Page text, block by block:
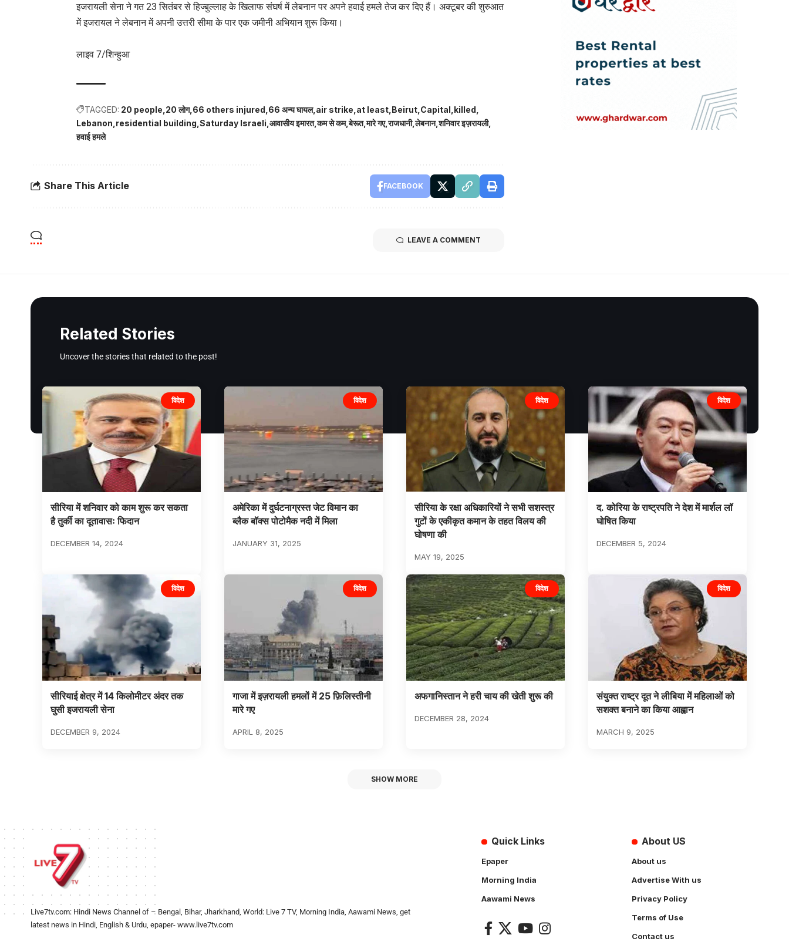
इजरायली सेना ने गत 23 सितंबर से हिज्बुल्लाह के खिलाफ संघर्ष में लेबनान पर अपने हवाई हमले तेज कर दिए हैं। अक्टूबर की शुरुआत
में इजरायल ने लेबनान में अपनी उत्तरी सीमा के पार एक जमीनी अभियान शुरू किया।
लाइव 7/शिन्हुआ
TAGGED: 20 people 20 लोग 66 others injured 66 अन्य घायल air strike at least Beirut Capital killed
Lebanon residential building Saturday Israeli आवासीय इमारत कम से कम बेरूत मारे गए राजधानी लेबनान शनिवार इज़रायली
हवाई हमले
Share This Article FACEBOOK
LEAVE A COMMENT
Related Stories
Uncover the stories that related to the post!
विदेश
सीरिया में शनिवार को काम शुरू कर सकता
है तुर्की का दूतावासः फिदान
DECEMBER 14, 2024
विदेश
अमेरिका में दुर्घटनाग्रस्त जेट विमान का
ब्लैक बॉक्स पोटोमैक नदी में मिला
JANUARY 31, 2025
विदेश
सीरिया के रक्षा अधिकारियों ने सभी सशस्त्र
गुटों के एकीकृत कमान के तहत विलय की
घोषणा की
MAY 19, 2025
विदेश
द. कोरिया के राष्ट्रपति ने देश में मार्शल लॉ
घोषित किया
DECEMBER 5, 2024
विदेश
सीरियाई क्षेत्र में 14 किलोमीटर अंदर तक
घुसी इजरायली सेना
DECEMBER 9, 2024
विदेश
गाजा में इज़रायली हमलों में 25 फ़िलिस्तीनी
मारे गए
APRIL 8, 2025
विदेश
अफगानिस्तान ने हरी चाय की खेती शुरू की
DECEMBER 28, 2024
विदेश
संयुक्त राष्ट्र दूत ने लीबिया में महिलाओं को
सशक्त बनाने का किया आह्वान
MARCH 9, 2025
SHOW MORE
Live7tv.com: Hindi News Channel of – Bengal, Bihar, Jharkhand, World: Live 7 TV, Morning India, Aawami News, get
latest news in Hindi, English & Urdu, epaper- www.live7tv.com
Quick Links
Epaper
Morning India
Aawami News
About US
About us
Advertise With us
Privacy Policy
Terms of Use
Contact us